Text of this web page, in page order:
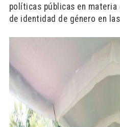
políticas públicas en materia
de identidad de género en